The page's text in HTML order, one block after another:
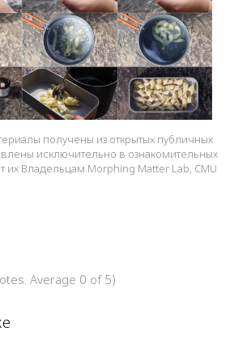
получены из открытых публичных
исключительно в ознакомительных
их Владельцам Morphing Matter Lab, CMU
. Average 0 of 5)